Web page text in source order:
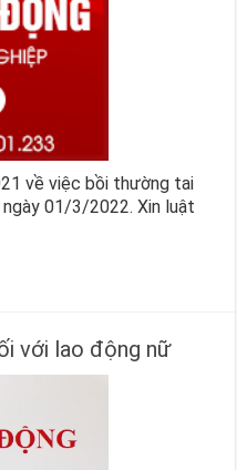
về việc bồi thường tai
01/3/2022. Xin luật
với lao động nữ